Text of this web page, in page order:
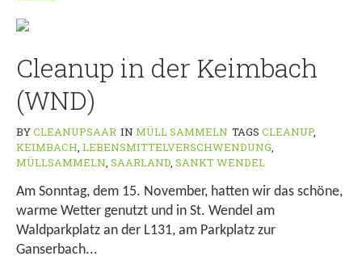
Cleanup in der Keimbach
(WND)
BYCLEANUPSAAR IN MÜLL SAMMELN TAGS CLEANUP,
KEIMBACH, LEBENSMITTELVERSCHWENDUNG,
MÜLLSAMMELN, SAARLAND, SANKT WENDEL
Am Sonntag, dem 15. November, hatten wir das schöne,
warme Wetter genutzt und in St. Wendel am
Waldparkplatz an der L131, am Parkplatz zur
Ganserbach...